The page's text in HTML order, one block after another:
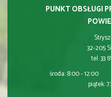
PUNKT OBSŁUGI
32-205
tel. 33
środa: 8:00 - 12:00
piątek: